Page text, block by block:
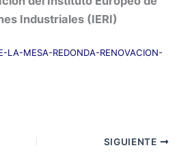
Industriales (IERI)
LA-MESA-REDONDA-RENOVACION-
SIGUIENTE